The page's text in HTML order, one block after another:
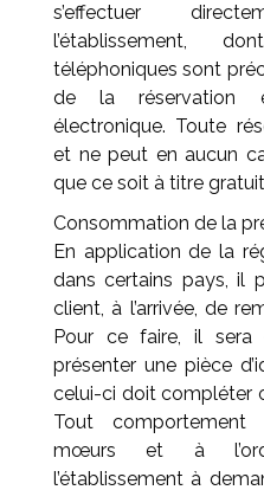
s’effectuer
l’établissement,
téléphoniques sont
de la réservation
électronique. Toute
et ne peut en aucun
que ce soit à titre
Consommation de la
En application de la
dans certains pays, il
client, à l’arrivée, de
Pour ce faire, il sera
présenter une pièce
celui-ci doit compléter
Tout comportement
mœurs et à
l’établissement à